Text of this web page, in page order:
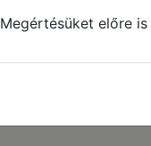
Megértésüket előre